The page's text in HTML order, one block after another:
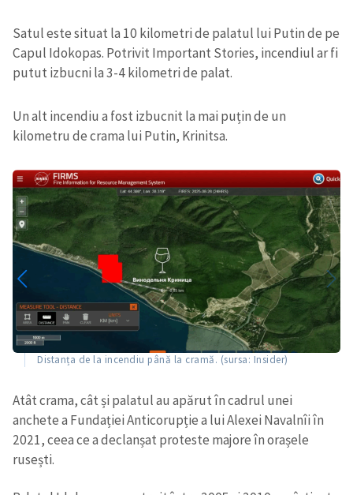
Satul este situat la 10 kilometri de palatul lui Putin de pe
Capul Idokopas. Potrivit Important Stories, incendiul ar fi
putut izbucni la 3-4 kilometri de palat.
Un alt incendiu a fost izbucnit la mai puțin de un
kilometru de crama lui Putin, Krinitsa.
Distanța de la incendiu până la cramă. (sursa: Insider)
Atât crama, cât și palatul au apărut în cadrul unei
anchete a Fundației Anticorupție a lui Alexei Navalnîi în
2021, ceea ce a declanșat proteste majore în orașele
rusești.